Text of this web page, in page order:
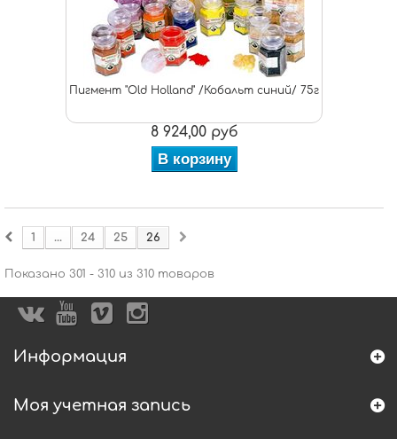
Пигмент "Old Holland" /Кобальт синий/ 75г
8 924,00 руб
В корзину
1 ... 24 25 26
Показано 301 - 310 из 310 товаров
Информация
Моя учетная запись